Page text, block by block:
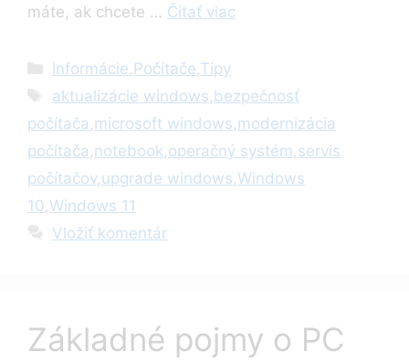
máte, ak chcete … Čítať viac
Kategórie
Informácie, Počítače,Tipy
Značky
aktualizácie windows, bezpečnosť
počítača ,microsoft windows,modernizácia
počítača ,notebook,operačný systém ,servis
počítačov,upgrade windows,Windows
10,Windows 11
Vložiť komentár
Základné pojmy o PC